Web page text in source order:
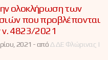
ολοκλήρωση των
που προβλέπονται
ν. 4823/2021
2021 -απόΔΔΕ Φλώρινας |